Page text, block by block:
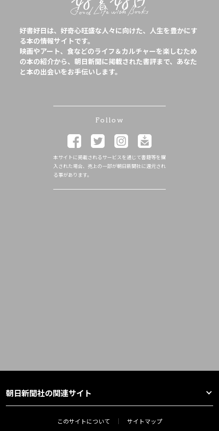
好書好日は、好奇心旺盛な人々に向けた、人生を豊かにす
る本の情報サイトです。
映画やアート、食などのライフ＆カルチャーを楽しむため
の本の紹介から、朝日新聞に掲載された書評まで、あなた
と本の出会いをお手伝いします。
Follow
本サイトに掲載されるサービスを通じて書籍等を購
入された場合、売上の一部が朝日新聞社に還元され
る事があります。
朝日新聞社の関連サイト
このサイトについて サイトマップ